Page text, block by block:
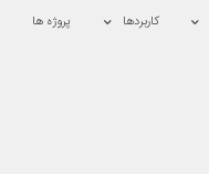
کاربردها پروژه ها